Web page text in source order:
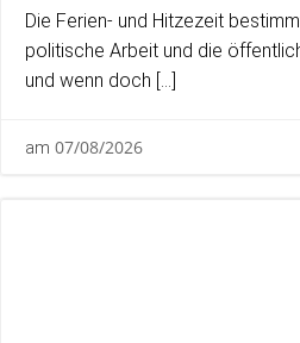
Die Ferien- und Hitzezeit
politische Arbeit und die
und wenn doch […]
am 07/08/2026